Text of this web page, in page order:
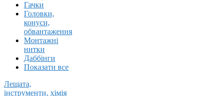
Гачки
Головки,
конуси,
обвантаження
Монтажні
нитки
Даббінги
Показати все
Лещата,
інструменти, хімія